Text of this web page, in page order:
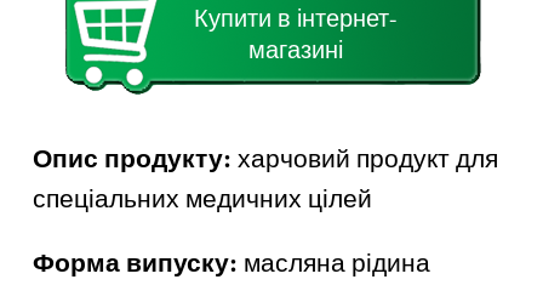
Купити в інтернет-
магазині
Опис продукту: харчовий продукт для
спеціальних медичних цілей
Форма випуску: масляна рідина